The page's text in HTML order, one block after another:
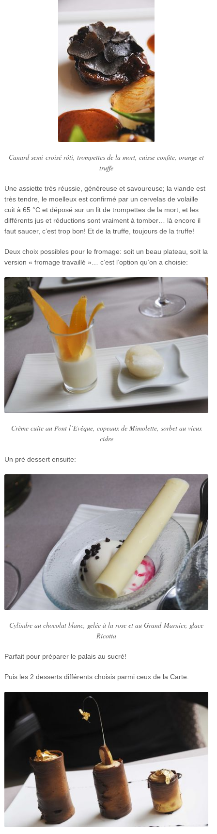
Canard semi-croisé rôti, trompettes de la mort, cuisse confite, orange et
truffe
Une assiette très réussie, généreuse et savoureuse; la viande est
très tendre, le moelleux est confirmé par un cervelas de volaille
cuit à 65 °C et déposé sur un lit de trompettes de la mort, et les
différents jus et réductions sont vraiment à tomber… là encore il
faut saucer, c’est trop bon! Et de la truffe, toujours de la truffe!
Deux choix possibles pour le fromage: soit un beau plateau, soit la
version « fromage travaillé »… c’est l’option qu’on a choisie:
Crème cuite au Pont l’Evêque, copeaux de Mimolette, sorbet au vieux
cidre
Un pré dessert ensuite:
Cylindre au chocolat blanc, gelée à la rose et au Grand-Marnier, glace
Ricotta
Parfait pour préparer le palais au sucré!
Puis les 2 desserts différents choisis parmi ceux de la Carte: